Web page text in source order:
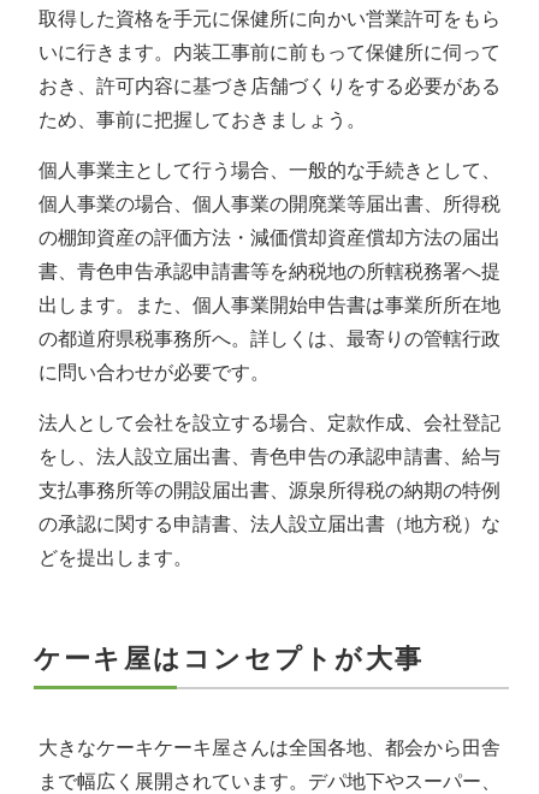
取得した資格を手元に保健所に向かい営業許可をもら
いに行きます。内装工事前に前もって保健所に伺って
おき、許可内容に基づき店舗づくりをする必要がある
ため、事前に把握しておきましょう。
個人事業主として行う場合、一般的な手続きとして、
個人事業の場合、個人事業の開廃業等届出書、所得税
の棚卸資産の評価方法・減価償却資産償却方法の届出
書、青色申告承認申請書等を納税地の所轄税務署へ提
出します。また、個人事業開始申告書は事業所所在地
の都道府県税事務所へ。詳しくは、最寄りの管轄行政
に問い合わせが必要です。
法人として会社を設立する場合、定款作成、会社登記
をし、法人設立届出書、青色申告の承認申請書、給与
支払事務所等の開設届出書、源泉所得税の納期の特例
の承認に関する申請書、法人設立届出書（地方税）な
どを提出します。
ケーキ屋はコンセプトが大事
大きなケーキケーキ屋さんは全国各地、都会から田舎
まで幅広く展開されています。デパ地下やスーパー、